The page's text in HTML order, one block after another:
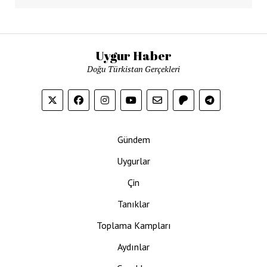
Uygur Haber
Doğu Türkistan Gerçekleri
Gündem
Uygurlar
Çin
Tanıklar
Toplama Kampları
Aydınlar